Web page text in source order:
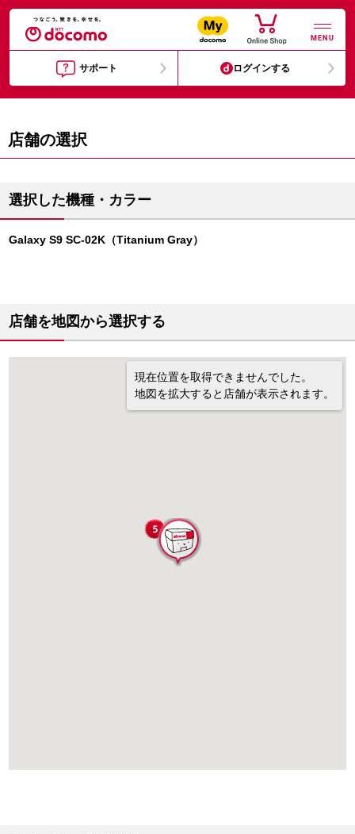
MENU
サポート ログインする
店舗の選択
選択した機種・カラー
Galaxy S9 SC-02K（Titanium Gray）
店舗を地図から選択する
現在位置を取得できませんでした。
地図を拡大すると店舗が表示されます。